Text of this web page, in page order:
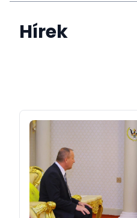
Hírek